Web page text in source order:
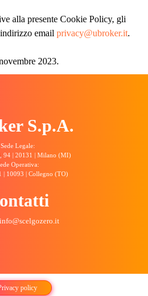
alla presente Cookie Policy, gli
email privacy@ubroker.it.
2023.
S.p.A.
Sede Legale:
94 | 20131 | Milano (MI)
Operativa:
| 10093 | Collegno (TO)
policy